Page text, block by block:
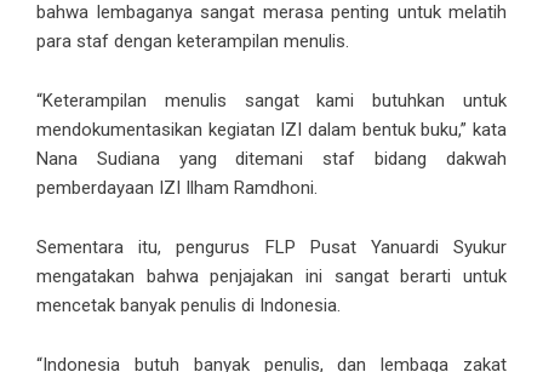
bahwa lembaganya sangat merasa penting untuk melatih
para staf dengan keterampilan menulis.
“Keterampilan menulis sangat kami butuhkan untuk
mendokumentasikan kegiatan IZI dalam bentuk buku,” kata
Nana Sudiana yang ditemani staf bidang dakwah
pemberdayaan IZI Ilham Ramdhoni.
Sementara itu, pengurus FLP Pusat Yanuardi Syukur
mengatakan bahwa penjajakan ini sangat berarti untuk
mencetak banyak penulis di Indonesia.
“Indonesia butuh banyak penulis, dan lembaga zakat